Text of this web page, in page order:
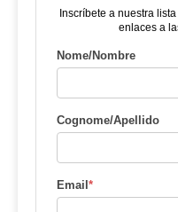
Inscríbete a nuestra
enlaces a
Nome/Nombre
Cognome/Apellido
Email*